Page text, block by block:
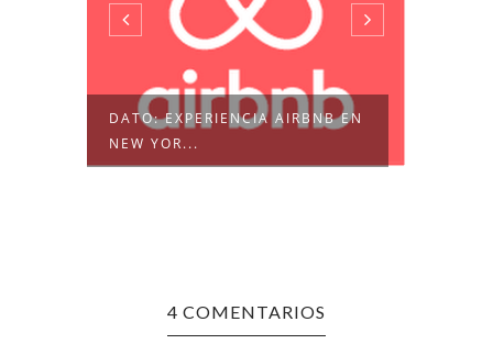
DATO: EXPERIENCIA AIRBNB EN
NEW YOR...
4 COMENTARIOS